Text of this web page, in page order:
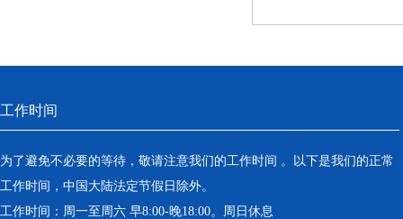
工作时间
为了避免不必要的等待，敬请注意我们的工作时间 。以下是我们的正常
工作时间，中国大陆法定节假日除外。
工作时间：周一至周六 早8:00-晚18:00。周日休息